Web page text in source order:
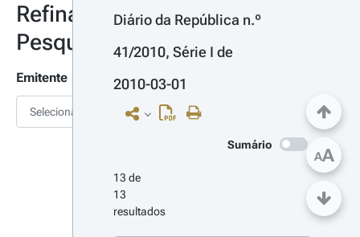
Refinar
Pesquisa
Emitente
Selecionar
Diário da República n.º
41/2010, Série I de
2010-03-01
Sumário
13 de
13
resultados
AA